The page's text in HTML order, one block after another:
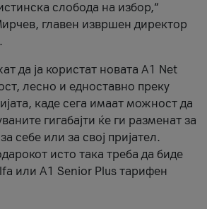
слобода на избор,“
главен извршен директор
да ја користат новата А1 Net
лесно и едноставно преку
каде сега имаат можност да
гигабајти ќе ги разменат за
себе или за свој пријател.
исто така треба да биде
или A1 Senior Plus тарифен